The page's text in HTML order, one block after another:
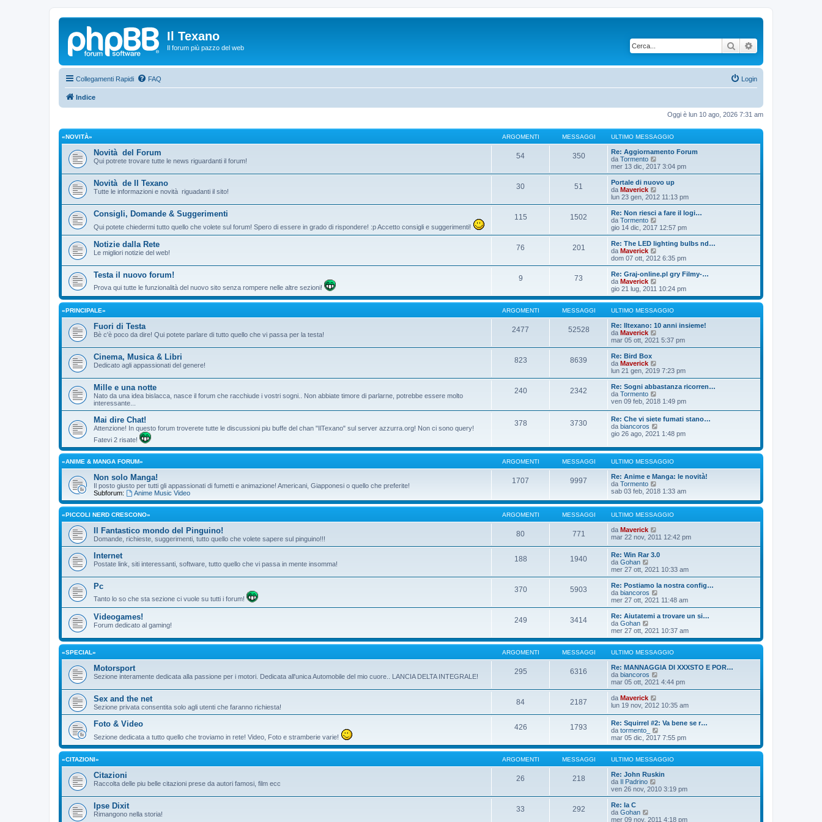
Il Texano
Il forum più pazzo del web Cerca
Collegamenti Rapidi FAQ Login
Indice
Oggi è lun 10 ago, 2026 7:31 am
«NOVITÀ» ARGOMENTI MESSAGGI ULTIMO MESSAGGIO
Novità del Forum
Qui potrete trovare tutte le news riguardanti il forum!
54 350
Re: Aggiornamento Forum
da Tormento
e
d
i
l
m
o
m
s
a
g
g
o
mer 13 dic, 2017 3:04 pm
Novità de Il Texano
Tutte le informazioni e novità riguadanti il sito!
30 51
Portale di nuovo up
da Maverick
e
d
i
l
m
o
m
s
a
g
i
lun 23 gen, 2012 11:13 pm
Consigli, Domande & Suggerimenti
Qui potete chiedermi tutto quello che volete sul forum! Spero di essere in grado di rispondere! :p Accetto consigli e suggerimenti!
115 1502
Re: Non riesci a fare il logi…
da Tormento
e
d
i
u
l
m
o
m
e
s
s
a
g
g
i
gio 14 dic, 2017 12:57 pm
Notizie dalla Rete
Le migliori notizie del web!
76 201
Re: The LED lighting bulbs nd…
da Maverick
e
d
i
i
m
o
m
s
g
i
dom 07 ott, 2012 6:35 pm
Testa il nuovo forum!
Prova qui tutte le funzionalità del nuovo sito senza rompere nelle altre sezioni!
9 73
Re: Graj-online.pl gry Filmy-…
da Maverick
e
d
i
u
l
t
m
o
s
g
g
i
o
gio 21 lug, 2011 10:24 pm
«PRINCIPALE» ARGOMENTI MESSAGGI ULTIMO MESSAGGIO
Fuori di Testa
Bè c'è poco da dire! Qui potete parlare di tutto quello che vi passa per la testa!
2477 52528
Re: Iltexano: 10 anni insieme!
da Maverick
e
d
l
m
o
m
e
s
s
a
g
i
o
mar 05 ott, 2021 5:37 pm
Cinema, Musica & Libri
Dedicato agli appassionati del genere!
823 8639
Re: Bird Box
da Maverick
e
d
i
l
i
m
o
m
s
s
a
g
g
i
o
lun 21 gen, 2019 7:23 pm
Mille e una notte
Nato da una idea bislacca, nasce il forum che racchiude i vostri sogni.. Non abbiate timore di parlarne, potrebbe essere molto
interessante...
240 2342
Re: Sogni abbastanza ricorren…
da Tormento
e
u
l
t
m
o
e
s
s
a
g
i
ven 09 feb, 2018 1:49 pm
Mai dire Chat!
Attenzione! In questo forum troverete tutte le discussioni piu buffe del chan "IlTexano" sul server azzurra.org! Non ci sono query!
Fatevi 2 risate!
378 3730
Re: Che vi siete fumati stano…
da biancoros
e
i
u
l
t
i
o
m
e
s
s
g
o
gio 26 ago, 2021 1:48 pm
«ANIME & MANGA FORUM» ARGOMENTI MESSAGGI ULTIMO MESSAGGIO
Non solo Manga!
Il posto giusto per tutti gli appassionati di fumetti e animazione! Americani, Giapponesi o quello che preferite!
Subforum:
Anime Music Video
1707 9997
Re: Anime e Manga: le novità!
da Tormento
e
i
u
i
m
o
m
s
s
a
g
g
i
o
sab 03 feb, 2018 1:33 am
«PICCOLI NERD CRESCONO» ARGOMENTI MESSAGGI ULTIMO MESSAGGIO
Il Fantastico mondo del Pinguino!
Domande, richieste, suggerimenti, tutto quello che volete sapere sul pinguino!!!
80 771 da Maverick
e
i
u
l
t
i
m
o
m
e
s
a
g
g
i
o
mar 22 nov, 2011 12:42 pm
Internet
Postate link, siti interessanti, software, tutto quello che vi passa in mente insomma!
188 1940
Re: Win Rar 3.0
da Gohan
e
d
i
u
l
m
o
m
e
s
s
a
g
g
i
mer 27 ott, 2021 10:33 am
Pc
Tanto lo so che sta sezione ci vuole su tutti i forum!
370 5903
Re: Postiamo la nostra config…
da biancoros
e
d
i
i
m
o
m
s
g
g
i
o
mer 27 ott, 2021 11:48 am
Videogames!
Forum dedicato al gaming!
249 3414
Re: Aiutatemi a trovare un si…
da Gohan
e
d
i
u
l
t
m
o
m
e
s
a
g
g
i
o
mer 27 ott, 2021 10:37 am
«SPECIAL» ARGOMENTI MESSAGGI ULTIMO MESSAGGIO
Motorsport
Sezione interamente dedicata alla passione per i motori. Dedicata all'unica Automobile del mio cuore.. LANCIA DELTA INTEGRALE!
295 6316
Re: MANNAGGIA DI XXXSTO E POR…
da biancoros
e
d
u
t
i
o
m
e
s
s
a
g
i
mar 05 ott, 2021 4:44 pm
Sex and the net
Sezione privata consentita solo agli utenti che faranno richiesta!
84 2187 da Maverick
e
i
u
l
t
i
m
o
m
e
s
s
a
lun 19 nov, 2012 10:35 am
Foto & Video
Sezione dedicata a tutto quello che troviamo in rete! Video, Foto e stramberie varie!
426 1793
Re: Squirrel #2: Va bene se r…
da tormento_
e
d
i
u
l
t
m
o
s
mar 05 dic, 2017 7:55 pm
«CITAZIONI» ARGOMENTI MESSAGGI ULTIMO MESSAGGIO
Citazioni
Raccolta delle piu belle citazioni prese da autori famosi, film ecc
26 218
Re: John Ruskin
da Il Padrino
e
d
l
ven 26 nov, 2010 3:19 pm
Ipse Dixit
Rimangono nella storia!
33 292
Re: la C
da Gohan
e
mer 09 nov, 2011 4:18 pm